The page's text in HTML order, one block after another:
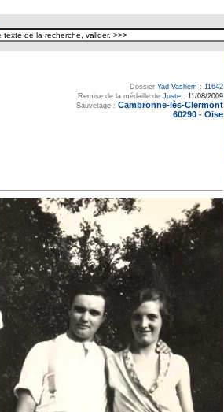
Dossier Yad Vashem : 11642
Remise de la médaille de Juste : 11/08/2009
Sauvetage : Cambronne-lès-Clermont
60290 - Oise